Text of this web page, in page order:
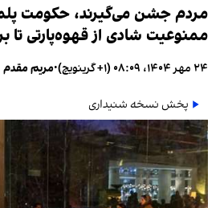
مردم جشن می‌گیرند، حکومت
ممنوعیت شادی از قهوه‌پارتی تا
۲۴ مهر ۱۴۰۴، ۰۸:۰۹ (‎+۱ گرینویچ) •مریم مقدم
پخش نسخه شنیداری